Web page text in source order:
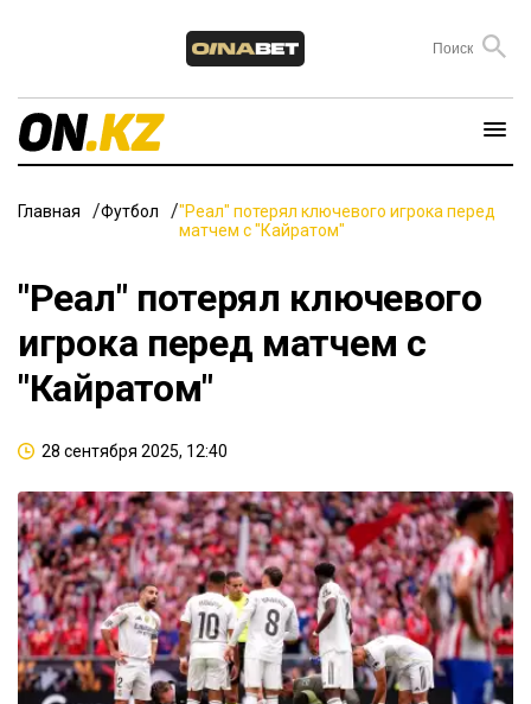
Главная Футбол
"Реал" потерял ключевого игрока перед
матчем с "Кайратом"
"Реал" потерял ключевого
игрока перед матчем с
"Кайратом"
28 сентября 2025, 12:40